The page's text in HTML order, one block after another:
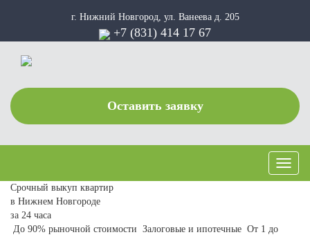
г. Нижний Новгород, ул. Ванеева д. 205
+7 (831) 414 17 67
Оставить заявку
Toggle
Срочный выкуп квартир
в Нижнем Новгороде
за 24 часа
До 90% рыночной стоимости Залоговые и ипотечные От 1 до